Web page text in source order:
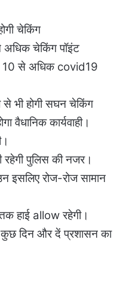
चेकिंग
चेकिंग पॉइंट
10 से अधिक covid19
भी होगी सघन चेकिंग
कार्यवाही।
रहेगी पुलिस की नजर।
इसलिए रोज-रोज सामान
हाई allow रहेगी।
दिन और दें प्रशासन का